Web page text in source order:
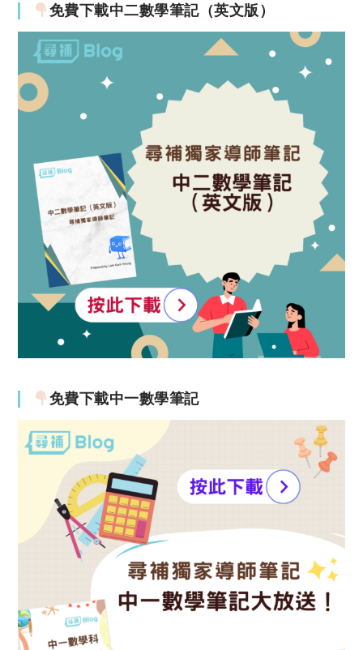
免費下載中二數學筆記（英文版）
免費下載中一數學筆記